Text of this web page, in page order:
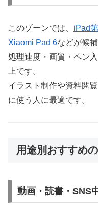
このゾーンでは、 iPad
Xiaomi Pad 6などが候補
処理速度・画質・ペン
上です。
イラスト制作や資料閲
に使う人に最適です。
用途別おすすめ
動画・読書・SNS